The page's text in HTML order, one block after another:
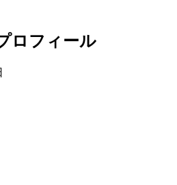
ロフィール